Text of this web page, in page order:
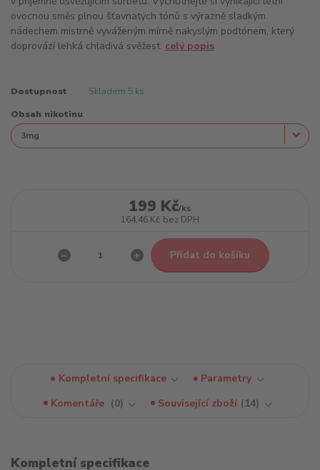
ovocnou směs plnou šťavnatých tónů s výrazně sladkým
nádechem mistrně vyváženým mírně nakyslým podtónem, který
doprovází lehká chladivá svěžest. celý popis
Dostupnost Skladem 5 ks
Obsah nikotinu
199 Kč/ks
164,46 Kč bez DPH
Přidat do košíku
Kompletní specifikace
Parametry
Komentáře
0 Související zboží 14
Kompletní specifikace